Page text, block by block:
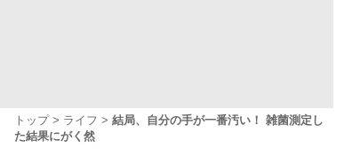
トップ ライフ
結局、自分の手が一番汚い！ 雑菌測定し
た結果にがく然